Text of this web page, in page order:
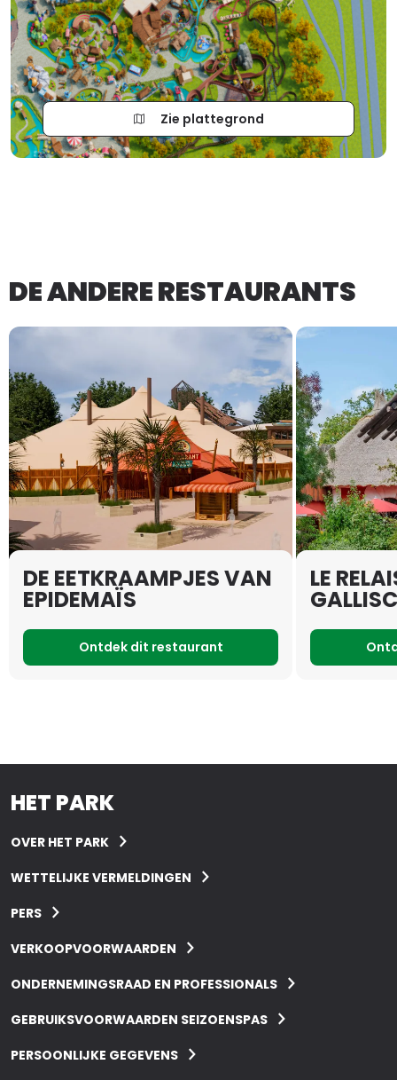
Zie plattegrond
DE ANDERE RESTAURANTS
DE EETKRAAMPJES VAN
EPIDEMAÏS
Ontdek dit restaurant
LE
HET PARK
OVER HET PARK
WETTELIJKE VERMELDINGEN
PERS
VERKOOPVOORWAARDEN
ONDERNEMINGSRAAD EN PROFESSIONALS
GEBRUIKSVOORWAARDEN SEIZOENSPAS
PERSOONLIJKE GEGEVENS